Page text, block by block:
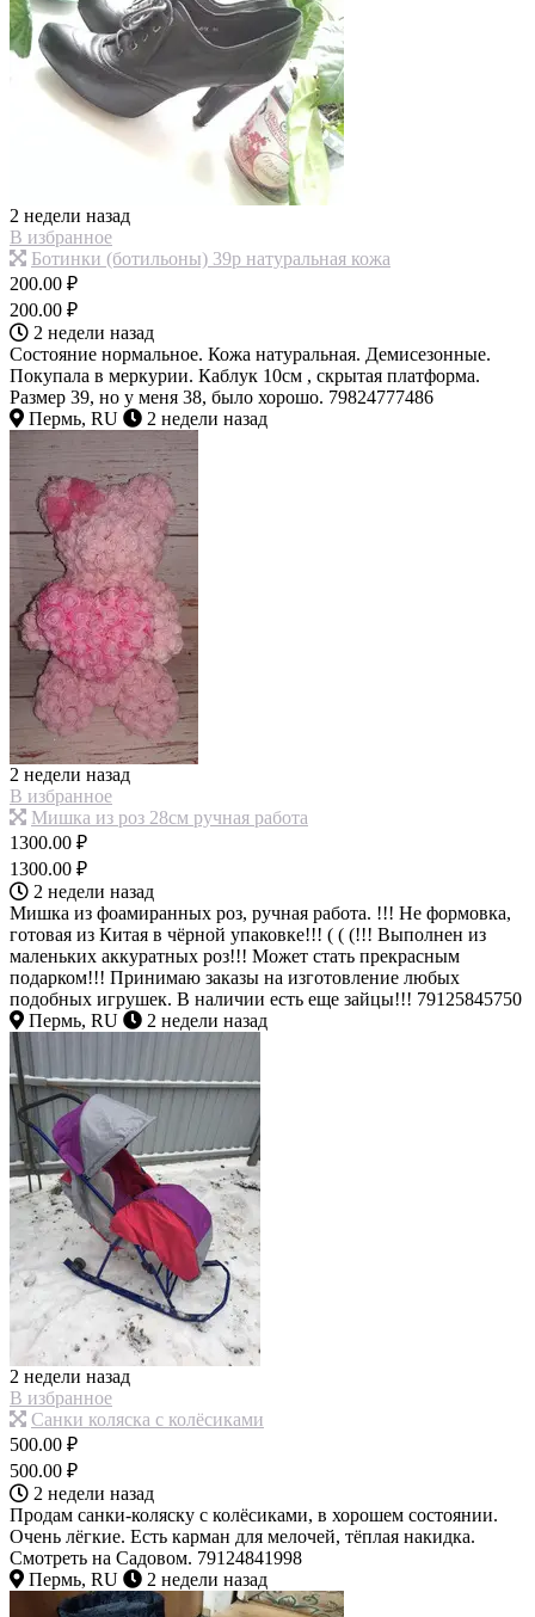
2 недели назад
В избранное
Ботинки (ботильоны) 39р натуральная кожа
200.00 ₽
200.00 ₽
2 недели назад
Состояние нормальное. Кожа натуральная. Демисезонные.
Покупала в меркурии. Каблук 10см , скрытая платформа.
Размер 39, но у меня 38, было хорошо. 79824777486
Пермь, RU
2 недели назад
2 недели назад
В избранное
Мишка из роз 28см ручная работа
1300.00 ₽
1300.00 ₽
2 недели назад
Мишка из фоамиранных роз, ручная работа. !!! Не формовка,
готовая из Китая в чёрной упаковке!!! ( ( (!!! Выполнен из
маленьких аккуратных роз!!! Может стать прекрасным
подарком!!! Принимаю заказы на изготовление любых
подобных игрушек. В наличии есть еще зайцы!!! 79125845750
Пермь, RU
2 недели назад
2 недели назад
В избранное
Санки коляска с колёсиками
500.00 ₽
500.00 ₽
2 недели назад
Продам санки-коляску с колёсиками, в хорошем состоянии.
Очень лёгкие. Есть карман для мелочей, тёплая накидка.
Смотреть на Садовом. 79124841998
Пермь, RU
2 недели назад